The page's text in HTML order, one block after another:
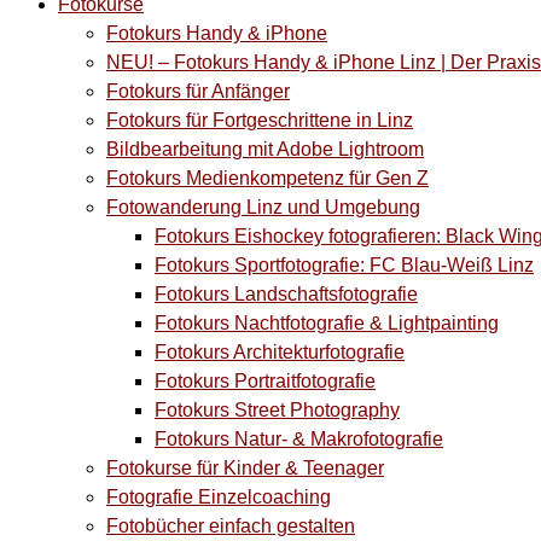
Fotokurse
Fotokurs Handy & iPhone
NEU! – Fotokurs Handy & iPhone Linz | Der
Fotokurs für Anfänger
Fotokurs für Fortgeschrittene in Linz
Bildbearbeitung mit Adobe Lightroom
Fotokurs Medienkompetenz für Gen Z
Fotowanderung Linz und Umgebung
Fotokurs Eishockey fotografieren: Black
Fotokurs Sportfotografie: FC Blau-Weiß Linz
Fotokurs Landschaftsfotografie
Fotokurs Nachtfotografie & Lightpainting
Fotokurs Architekturfotografie
Fotokurs Portraitfotografie
Fotokurs Street Photography
Fotokurs Natur- & Makrofotografie
Fotokurse für Kinder & Teenager
Fotografie Einzelcoaching
Fotobücher einfach gestalten